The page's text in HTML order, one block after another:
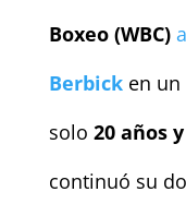
Boxeo (WBC)
Berbicken un
solo 20 años
continuó su